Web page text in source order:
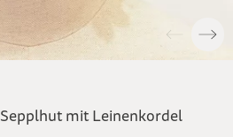
Sepplhut mit Leinenkordel